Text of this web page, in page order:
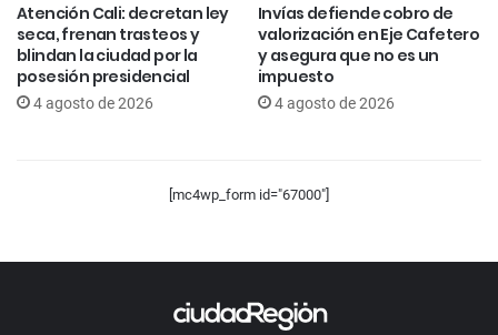
Atención Cali: decretan ley
seca, frenan trasteos y
blindan la ciudad por la
posesión presidencial
4 agosto de 2026
Invías defiende cobro de
valorización en Eje Cafetero
y asegura que no es un
impuesto
4 agosto de 2026
[mc4wp_form id="67000"]